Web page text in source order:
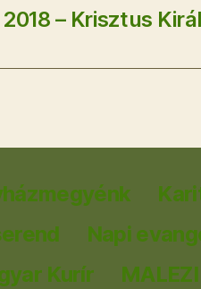
2018 – Krisztus
Napi
Kurír
MALEZI